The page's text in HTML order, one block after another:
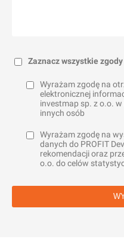
Zaznacz wszystkie zgody
Wyrażam zgodę na
elektronicznej
investmap sp. z o.o.
innych osób
Wyrażam zgodę na
danych do PROFIT
rekomendacji oraz
o.o. do celów